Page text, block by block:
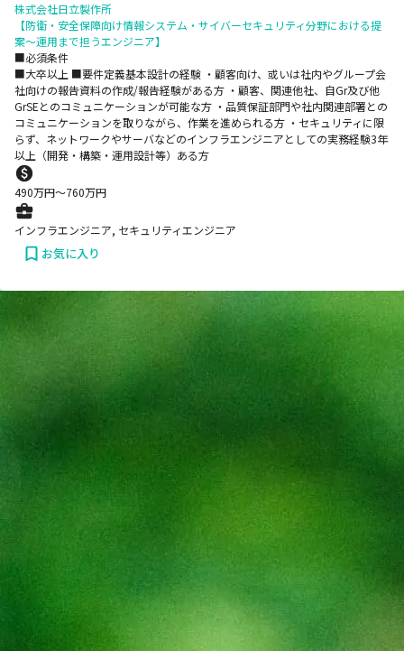
株式会社日立製作所
【防衛・安全保障向け情報システム・サイバーセキュリティ分野における提
案～運用まで担うエンジニア】
■必須条件
■大卒以上 ■要件定義基本設計の経験 ・顧客向け、或いは社内やグループ会
社向けの報告資料の作成/報告経験がある方 ・顧客、関連他社、自Gr及び他
GrSEとのコミュニケーションが可能な方 ・品質保証部門や社内関連部署との
コミュニケーションを取りながら、作業を進められる方 ・セキュリティに限
らず、ネットワークやサーバなどのインフラエンジニアとしての実務経験3年
以上（開発・構築・運用設計等）ある方
490万円〜760万円
インフラエンジニア, セキュリティエンジニア
お気に入り